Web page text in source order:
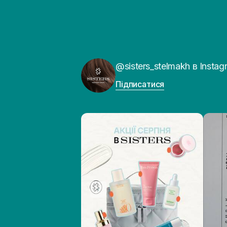
@sisters_stelmakh в
Підписатися